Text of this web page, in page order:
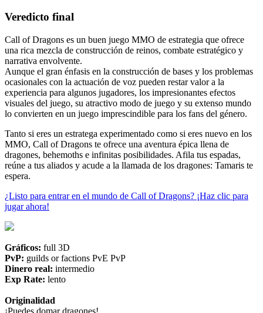
Veredicto final
Call of Dragons es un buen juego MMO de estrategia que ofrece
una rica mezcla de construcción de reinos, combate estratégico y
narrativa envolvente.
Aunque el gran énfasis en la construcción de bases y los problemas
ocasionales con la actuación de voz pueden restar valor a la
experiencia para algunos jugadores, los impresionantes efectos
visuales del juego, su atractivo modo de juego y su extenso mundo
lo convierten en un juego imprescindible para los fans del género.
Tanto si eres un estratega experimentado como si eres nuevo en los
MMO, Call of Dragons te ofrece una aventura épica llena de
dragones, behemoths e infinitas posibilidades. Afila tus espadas,
reúne a tus aliados y acude a la llamada de los dragones: Tamaris te
espera.
¿Listo para entrar en el mundo de Call of Dragons? ¡Haz clic para
jugar ahora!
Gráficos: full 3D
PvP: guilds or factions PvE PvP
Dinero real: intermedio
Exp Rate: lento
Originalidad
¡Puedes domar dragones!